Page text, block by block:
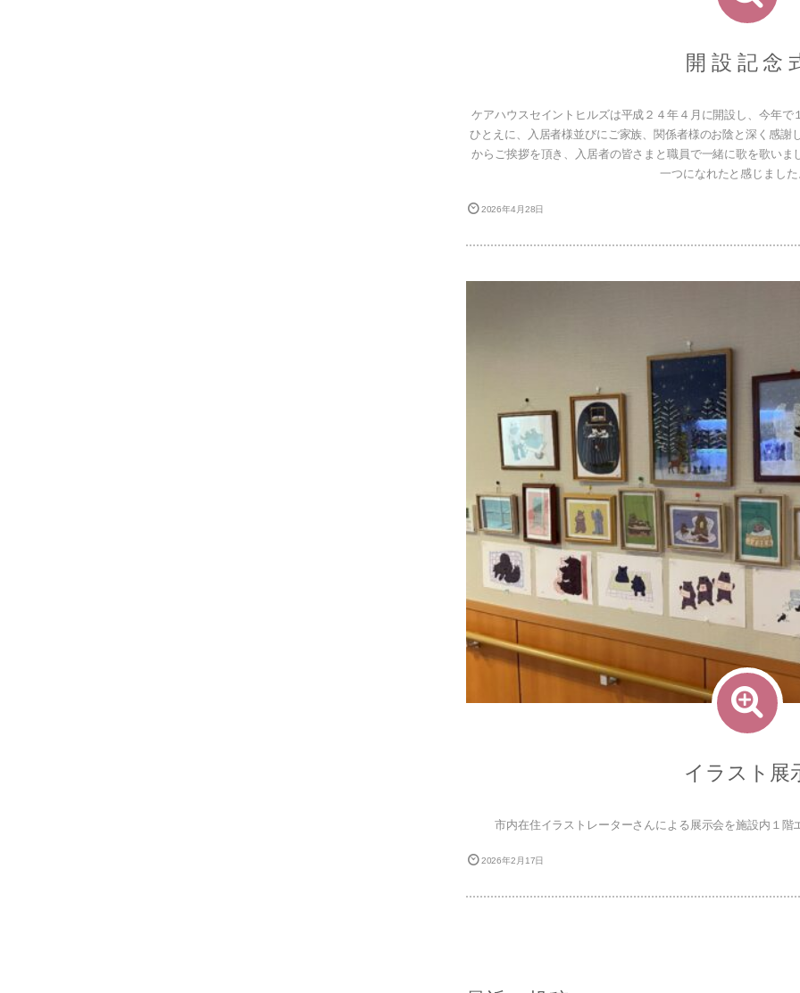
開 設 記 念
ケアハウスセイントヒルズは平成２４年４月に開設し、今年
ひとえに、入居者様並びにご家族、関係者様のお陰と深く感謝
からご挨拶を頂き、入居者の皆さまと職員で一緒に歌を歌い
一つになれたと感じまし
2026年4月28日
イラスト展
市内在住イラストレーターさんによる展示会を施設内１
2026年2月17日